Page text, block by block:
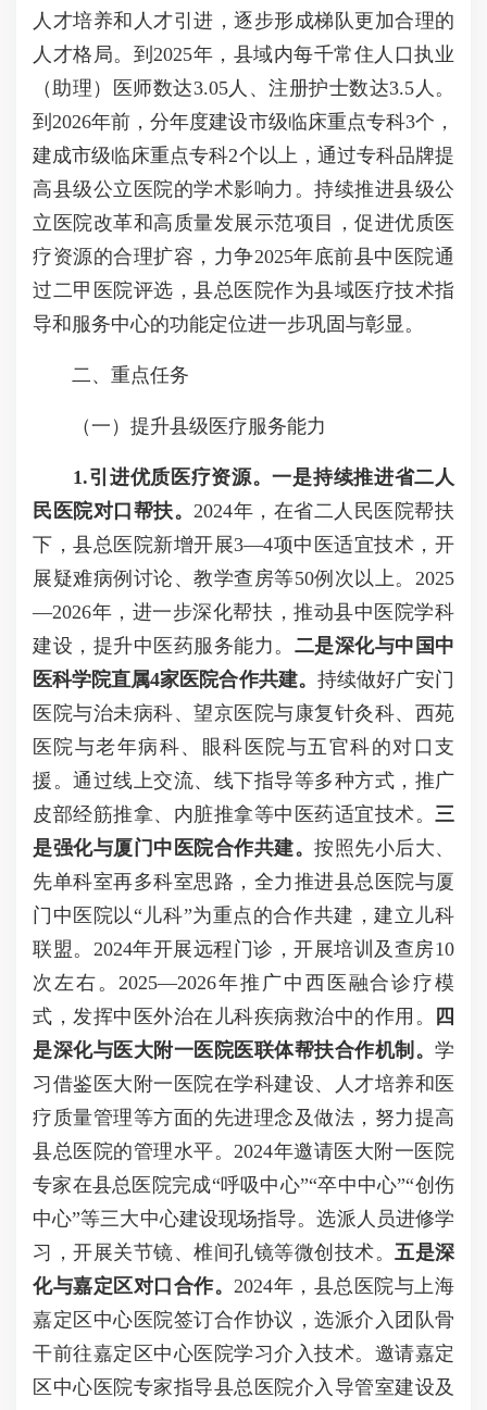
人才培养和人才引进，逐步形成梯队更加合理的
人才格局。到2025年，县域内每千常住人口执业
（助理）医师数达3.05人、注册护士数达3.5人。
到2026年前，分年度建设市级临床重点专科3个，
建成市级临床重点专科2个以上，通过专科品牌提
高县级公立医院的学术影响力。持续推进县级公
立医院改革和高质量发展示范项目，促进优质医
疗资源的合理扩容，力争2025年底前县中医院通
过二甲医院评选，县总医院作为县域医疗技术指
导和服务中心的功能定位进一步巩固与彰显。
二、重点任务
（一）提升县级医疗服务能力
1.引进优质医疗资源。一是持续推进省二人
民医院对口帮扶。2024年，在省二人民医院帮扶
下，县总医院新增开展3—4项中医适宜技术，开
展疑难病例讨论、教学查房等50例次以上。2025
—2026年，进一步深化帮扶，推动县中医院学科
建设，提升中医药服务能力。 二是深化与中国中
医科学院直属4家医院合作共建。 持续做好广安门
医院与治未病科、望京医院与康复针灸科、西苑
医院与老年病科、眼科医院与五官科的对口支
援。通过线上交流、线下指导等多种方式，推广
皮部经筋推拿、内脏推拿等中医药适宜技术。 三
是强化与厦门中医院合作共建。 按照先小后大、
先单科室再多科室思路，全力推进县总医院与厦
门中医院以“儿科”为重点的合作共建，建立儿科
联盟。2024年开展远程门诊，开展培训及查房10
次左右。2025—2026年推广中西医融合诊疗模
式，发挥中医外治在儿科疾病救治中的作用。
四
是深化与医大附一医院医联体帮扶合作机制。 学
习借鉴医大附一医院在学科建设、人才培养和医
疗质量管理等方面的先进理念及做法，努力提高
县总医院的管理水平。2024年邀请医大附一医院
专家在县总医院完成“呼吸中心”“卒中中心”“创伤
中心”等三大中心建设现场指导。选派人员进修学
习，开展关节镜、椎间孔镜等微创技术。 五是深
化与嘉定区对口合作。2024年，县总医院与上海
嘉定区中心医院签订合作协议，选派介入团队骨
干前往嘉定区中心医院学习介入技术。邀请嘉定
区中心医院专家指导县总医院介入导管室建设及